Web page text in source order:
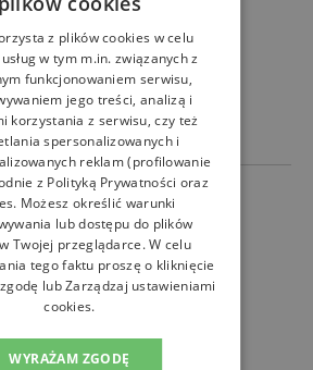
Kubek termiczny
również
z plików cookies w celu
w tym m.in. związanych z
funkcjonowaniem serwisu,
jego treści, analizą i
korzystania z serwisu, czy też
spersonalizowanych i
reklam (profilowanie
z Polityką Prywatności oraz
. Możesz określić warunki
lub dostępu do plików
Twojej przeglądarce. W celu
tego faktu proszę o kliknięcie
lub Zarządzaj ustawieniami
cookies.
WYRAŻAM ZGODĘ